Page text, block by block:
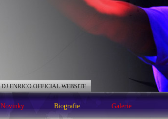
DJ ENRICO OFFICIAL WEBSITE
Novinky Biografie Galerie